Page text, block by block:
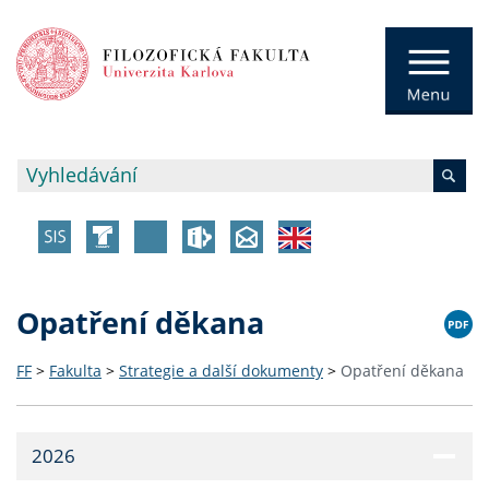
Opatření děkana
FF > Fakulta > Strategie a další dokumenty > Opatření děkana
2026